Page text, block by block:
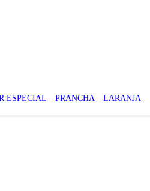
ESPECIAL – PRANCHA – LARANJA